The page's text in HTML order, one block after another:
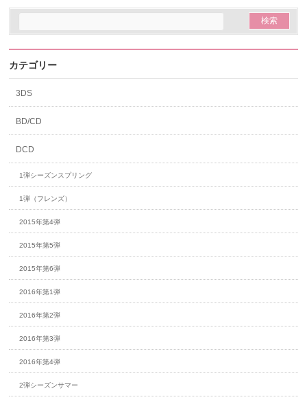
カテゴリー
3DS
BD/CD
DCD
1弾シーズンスプリング
1弾（フレンズ）
2015年第4弾
2015年第5弾
2015年第6弾
2016年第1弾
2016年第2弾
2016年第3弾
2016年第4弾
2弾シーズンサマー